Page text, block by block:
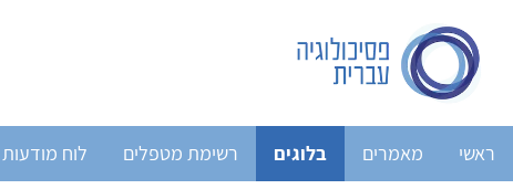
ראשי מאמרים בלוגים רשימת מטפלים לוח מודעות